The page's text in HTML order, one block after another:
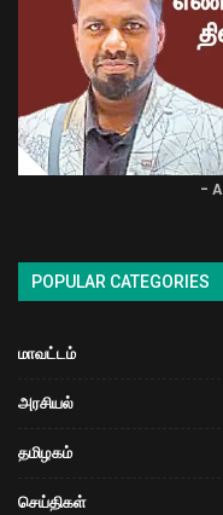
-
POPULAR CATEGORIES
மாவட்டம்
அரசியல்
தமிழகம்
செய்திகள்